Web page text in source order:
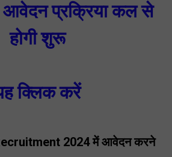
आवेदन प्रक्रिया कल से
होगी शुरू
क्लिक करें
2024 में आवेदन करने